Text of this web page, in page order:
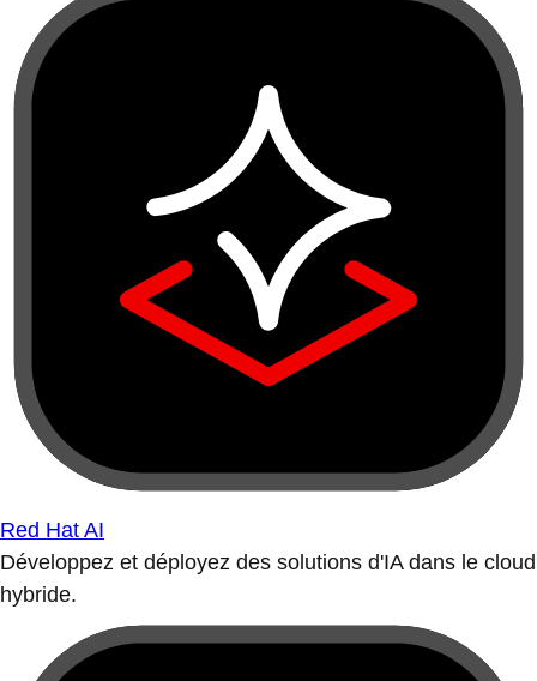
Red Hat AI
Développez et déployez des solutions d'IA dans le cloud
hybride.